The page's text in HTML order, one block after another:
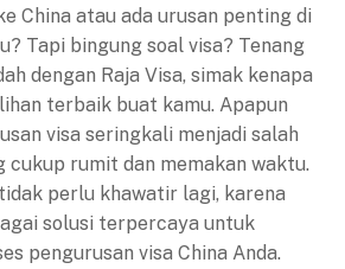
China atau ada urusan penting di
Tapi bingung soal visa? Tenang
dengan Raja Visa, simak kenapa
terbaik buat kamu. Apapun
visa seringkali menjadi salah
cukup rumit dan memakan waktu.
perlu khawatir lagi, karena
solusi terpercaya untuk
pengurusan visa China Anda.